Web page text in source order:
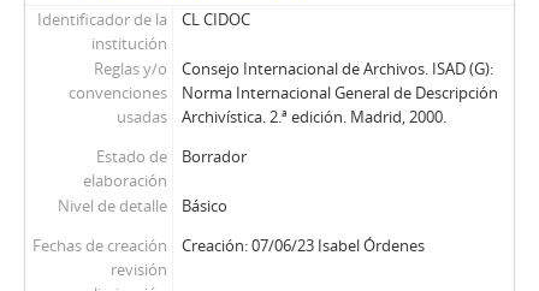
Identificador de la
institución
CL CIDOC
Reglas y/o
convenciones
usadas
Consejo Internacional de Archivos. ISAD (G):
Norma Internacional General de Descripción
Archivística. 2.ª edición. Madrid, 2000.
Estado de
elaboración
Borrador
Nivel de detalle
Básico
Fechas de creación
revisión
Creación: 07/06/23 Isabel Órdenes